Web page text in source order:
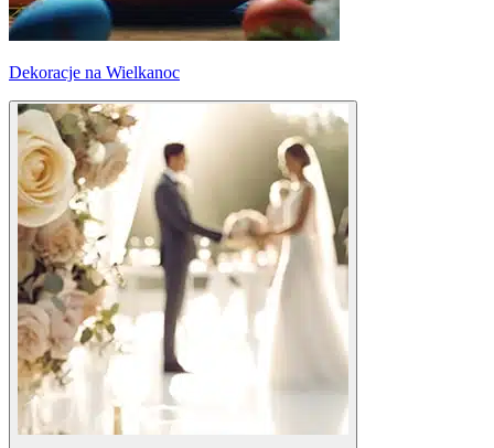
Dekoracje na Wielkanoc